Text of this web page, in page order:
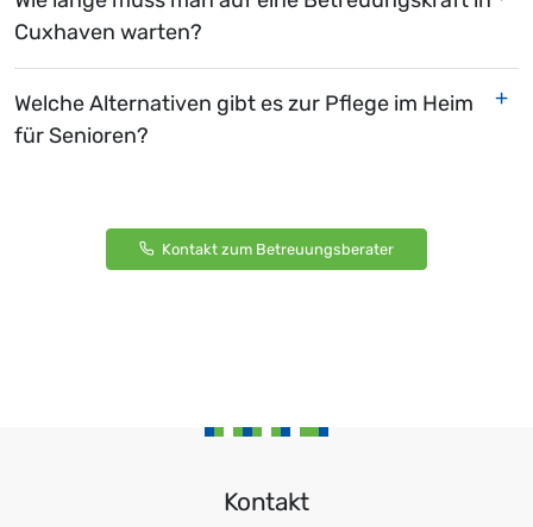
Cuxhaven warten?
Welche Alternativen gibt es zur Pflege im Heim
für Senioren?
Kontakt zum Betreuungsberater
Kontakt